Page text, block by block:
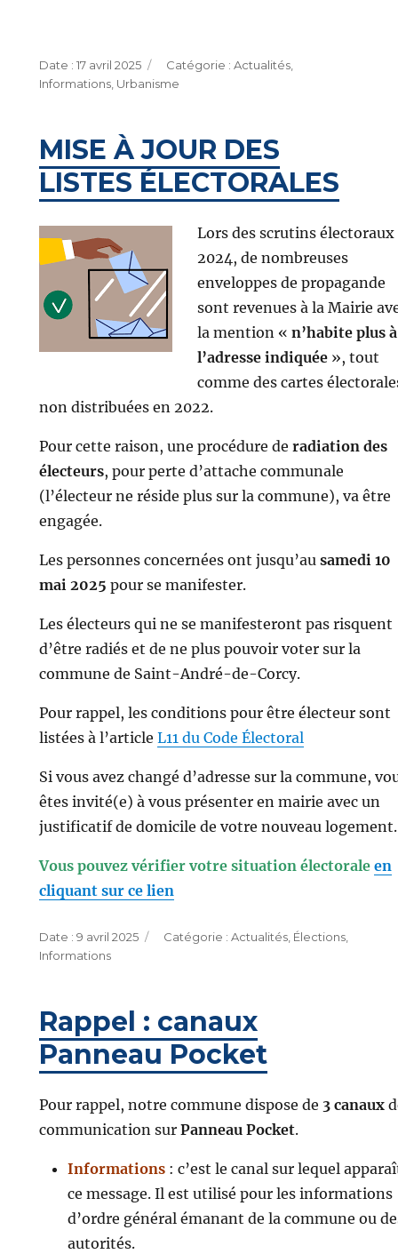
Publié
le
17 avril 2025 Catégories
Actualités,
Informations, Urbanisme
MISE À JOUR DES
LISTES ÉLECTORALES
Lors des scrutins électoraux
2024, de nombreuses
enveloppes de propagande
sont revenues à la Mairie
la mention « n’habite plus à
l’adresse indiquée», tout
comme des cartes
non distribuées en 2022.
Pour cette raison, une procédure de radiation des
électeurs, pour perte d’attache communale
(l’électeur ne réside plus sur la commune), va être
engagée.
Les personnes concernées ont jusqu’au samedi 10
mai 2025 pour se manifester.
Les électeurs qui ne se manifesteront pas risquent
d’être radiés et de ne plus pouvoir voter sur la
commune de Saint-André-de-Corcy.
Pour rappel, les conditions pour être électeur sont
listées à l’article L11 du Code Électoral
Si vous avez changé d’adresse sur la commune,
êtes invité(e) à vous présenter en mairie avec un
justificatif de domicile de votre nouveau logement.
Vous pouvez vérifier votre situation électorale en
cliquant sur ce lien
Publié
le
9 avril 2025 Catégories
Actualités, Élections,
Informations
Rappel : canaux
Panneau Pocket
Pour rappel, notre commune dispose de 3 canaux
communication sur Panneau Pocket.
Informations : c’est le canal sur lequel
ce message. Il est utilisé pour les informations
d’ordre général émanant de la commune ou
autorités.